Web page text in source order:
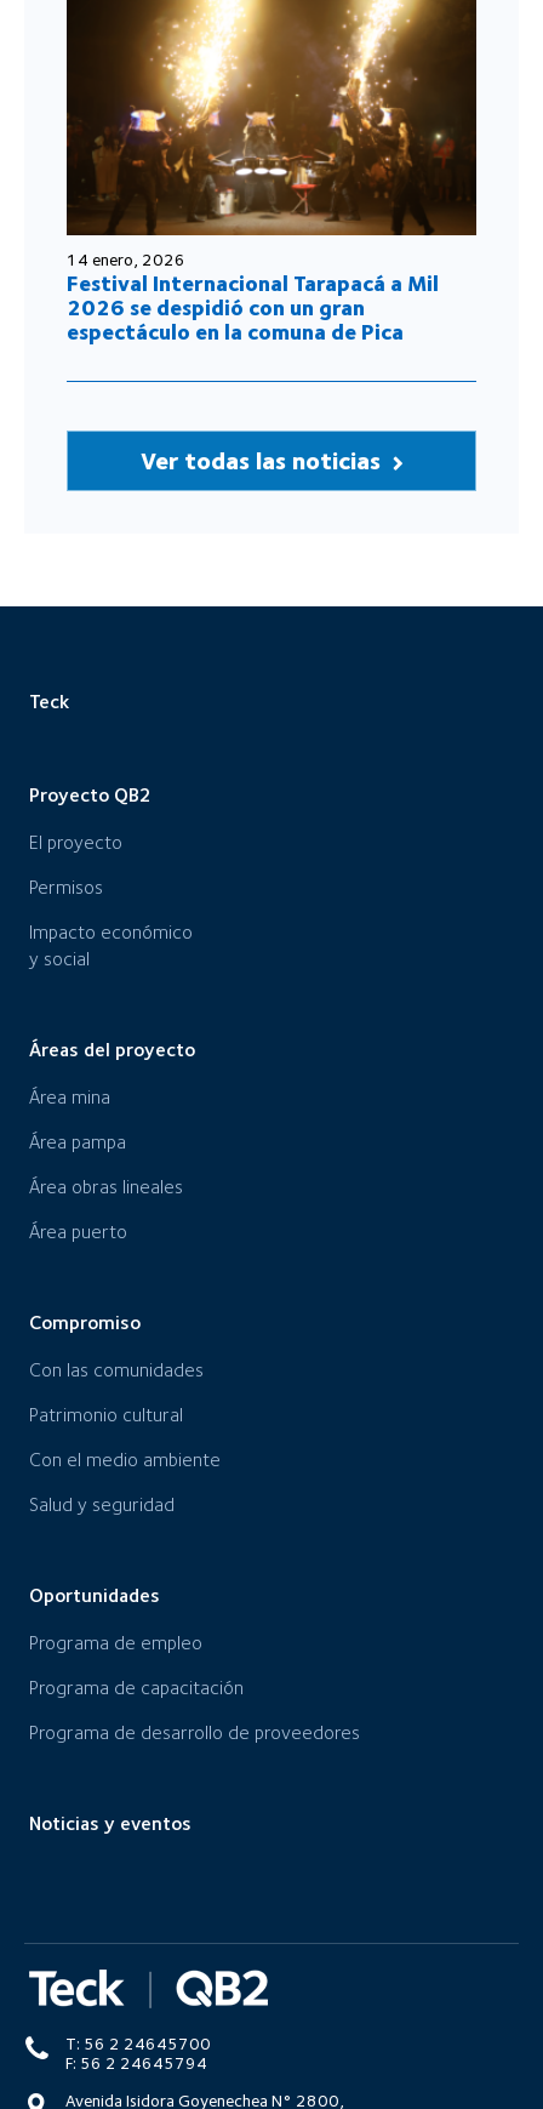
14 enero, 2026
Festival Internacional Tarapacá a Mil
2026 se despidió con un gran
espectáculo en la comuna de Pica
Ver todas las noticias
Teck
Proyecto QB2
El proyecto
Permisos
Impacto económico
y social
Áreas del proyecto
Área mina
Área pampa
Área obras lineales
Área puerto
Compromiso
Con las comunidades
Patrimonio cultural
Con el medio ambiente
Salud y seguridad
Oportunidades
Programa de empleo
Programa de capacitación
Programa de desarrollo de proveedores
Noticias y eventos
T: 56 2 24645700
F: 56 2 24645794
Avenida Isidora Goyenechea N° 2800,